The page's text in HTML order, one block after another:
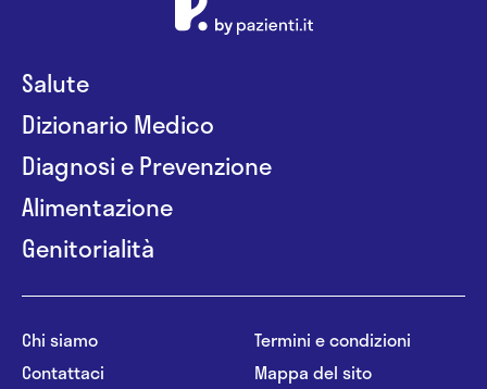
Salute
Dizionario Medico
Diagnosi e Prevenzione
Alimentazione
Genitorialità
Chi siamo
Contattaci
Termini e condizioni
Mappa del sito